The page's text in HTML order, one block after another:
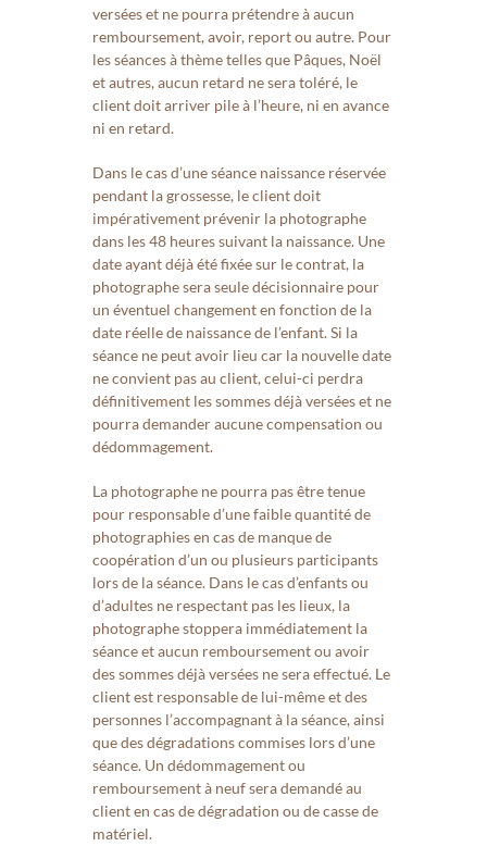
versées et ne pourra prétendre à aucun
remboursement, avoir, report ou autre. Pour
les séances à thème telles que Pâques, Noël
et autres, aucun retard ne sera toléré, le
client doit arriver pile à l’heure, ni en avance
ni en retard.
Dans le cas d’une séance naissance réservée
pendant la grossesse, le client doit
impérativement prévenir la photographe
dans les 48 heures suivant la naissance. Une
date ayant déjà été fixée sur le contrat, la
photographe sera seule décisionnaire pour
un éventuel changement en fonction de la
date réelle de naissance de l’enfant. Si la
séance ne peut avoir lieu car la nouvelle date
ne convient pas au client, celui-ci perdra
définitivement les sommes déjà versées et ne
pourra demander aucune compensation ou
dédommagement.
La photographe ne pourra pas être tenue
pour responsable d’une faible quantité de
photographies en cas de manque de
coopération d’un ou plusieurs participants
lors de la séance. Dans le cas d’enfants ou
d’adultes ne respectant pas les lieux, la
photographe stoppera immédiatement la
séance et aucun remboursement ou avoir
des sommes déjà versées ne sera effectué. Le
client est responsable de lui-même et des
personnes l’accompagnant à la séance, ainsi
que des dégradations commises lors d’une
séance. Un dédommagement ou
remboursement à neuf sera demandé au
client en cas de dégradation ou de casse de
matériel.